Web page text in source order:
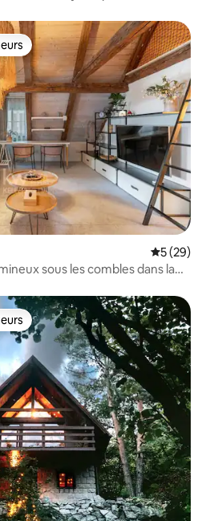
les plus appréciés
5 (29)
sous les combles dans la
les plus appréciés